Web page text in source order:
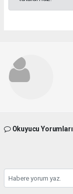
Okuyucu Yorumları